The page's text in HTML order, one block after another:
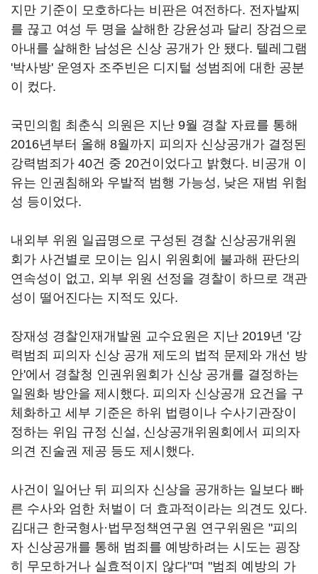
지만 기준이 모호하다는 비판은 여전하다. 전자발찌
를 끊고 여성 두 명을 살해한 강윤성과 달리 장검으로
아내를 살해한 남성은 신상 공개가 안 됐다. 텔레그램
'박사방' 운영자 조주빈은 디지털 성범죄에 대한 공분
이 컸다.
국민의힘 최춘식 의원은 지난 9월 경찰 자료를 통해
2016년부터 올해 8월까지 피의자 신상공개가 결정된
강력범죄가 40건 중 20건이었다고 밝혔다. 비공개 이
유는 인권침해와 우발적 범행 가능성, 낮은 재범 위험
성 등이었다.
내외부 위원 일곱명으로 구성된 경찰 신상공개위원
회가 사건별로 모이는 임시 위원회에 불과해 판단의
연속성이 없고, 외부 위원 선정을 경찰이 하므로 객관
성이 떨어진다는 지적도 있다.
장재성 경찰인재개발원 교수요원은 지난 2019년 '강
력범죄 피의자 신상 공개 제도의 법적 문제와 개선 방
안'에서 경찰청 인권위원회가 신상 공개를 결정하는
일원화 방안을 제시했다. 피의자 신상공개 요건을 구
체화하고 세부 기준은 하위 법령이나 수사기관장이
정하는 위임 규정 신설, 신상공개위원회에서 피의자
의견 진술권 제공 등도 제시했다.
사건이 일어난 뒤 피의자 신상을 공개하는 일보다 빠
른 수사와 엄한 처벌이 더 효과적이라는 의견도 있다.
김대근 한국형사·법무정책연구원 연구위원은 "피의
자 신상공개를 통해 범죄를 예방하려는 시도는 굉장
히 무모하거나 실효적이지 않다"며 "범죄 예방의 가